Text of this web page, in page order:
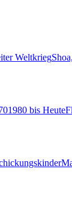
Weltkrieg
1980 bis Heute